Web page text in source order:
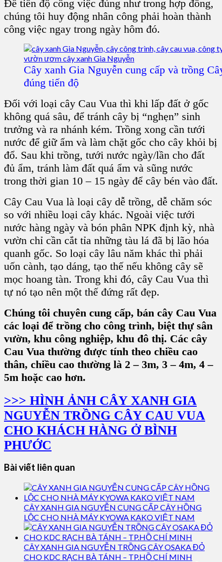
Để tiến độ công việc đúng như trong hợp đồng,
chúng tôi huy động nhân công phải hoàn thành
công việc ngay trong ngày hôm đó.
Cây xanh Gia Nguyễn cung cấp và trồng
đúng tiến độ
Đối với loại cây Cau Vua thì khi lấp đất ở gốc
không quá sâu, để tránh cây bị “nghẹn” sinh
trưởng và ra nhánh kém. Trồng xong cần tưới
nước để giữ ẩm và làm chặt gốc cho cây khỏi bị
đổ. Sau khi trồng, tưới nước ngày/lần cho đất
đủ ẩm, tránh làm đất quá ẩm và sũng nước
trong thời gian 10 – 15 ngày để cây bén vào đất.
Cây Cau Vua là loại cây dễ trồng, dễ chăm sóc
so với nhiều loại cây khác. Ngoài việc tưới
nước hàng ngày và bón phân NPK định kỳ, nhà
vườn chỉ cần cắt tỉa những tàu lá đã bị lão hóa
quanh gốc. So loại cây lâu năm khác thì phải
uốn cành, tạo dáng, tạo thế nếu không cây sẽ
mọc hoang tàn. Trong khi đó, cây Cau Vua thì
tự nó tạo nên một thế đứng rất đẹp.
Chúng tôi chuyên cung cấp, bán cây Cau Vua
các loại để trồng cho công trình, biệt thự sân
vườn, khu công nghiệp, khu đô thị. Các cây
Cau Vua thường được tính theo chiều cao
thân, chiều cao thường là 2 – 3m, 3 – 4m, 4 –
5m hoặc cao hơn.
>>> HÌNH ẢNH CÂY XANH GIA
NGUYỄN TRỒNG CÂY CAU VUA
CHO KHÁCH HÀNG Ở BÌNH
PHƯỚC
Bài viết liên quan
CÂY XANH GIA NGUYỄN CUNG CẤP CÂY HỒNG
LỘC CHO NHÀ MÁY KYOWA KAKO VIỆT NAM
CÂY XANH GIA NGUYỄN TRỒNG CÂY OSAKA ĐỎ
CHO KDC RẠCH BÀ TÁNH – TP.HỒ CHÍ MINH